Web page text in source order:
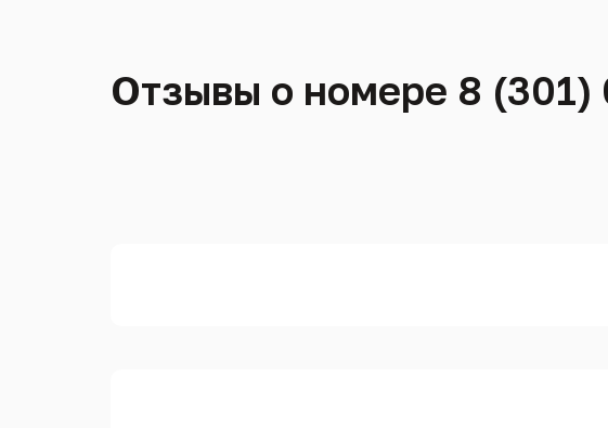
Отзывы о номере 8 (301)